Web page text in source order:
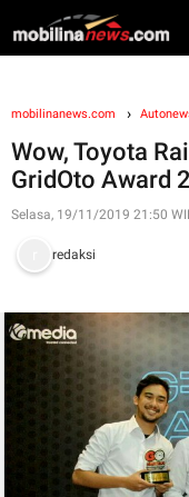
mobilinanews.com
Wow, Toyota
GridOto Award
Selasa, 19/11/2019 21:50
redaksi